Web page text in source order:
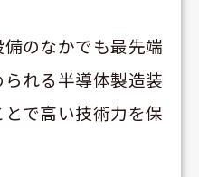
のなかでも最先端
れる半導体製造装
で高い技術力を保